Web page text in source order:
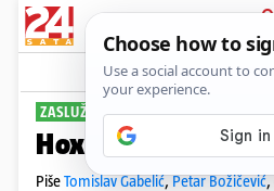
Sport
ZASLUŽENO?
Hoxha igrač
PišeTomislav Gabelić,Petar Božičević,